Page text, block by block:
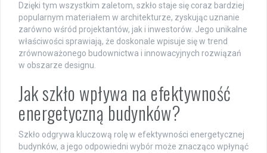
Dzięki tym wszystkim zaletom, szkło staje się coraz bardziej
popularnym materiałem w architekturze, zyskując uznanie
zarówno wśród projektantów, jak i inwestorów. Jego unikalne
właściwości sprawiają, że doskonale wpisuje się w trend
zrównoważonego budownictwa i innowacyjnych rozwiązań
w obszarze designu.
Jak szkło wpływa na efektywność
energetyczną budynków?
Szkło odgrywa kluczową rolę w efektywności energetycznej
budynków, a jego odpowiedni wybór może znacząco wpłynąć